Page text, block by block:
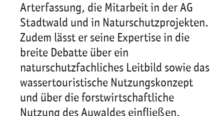
Arterfassung, die Mitarbeit in der AG
Stadtwald und in Naturschutzprojekten.
Zudem lässt er seine Expertise in die
breite Debatte über ein
naturschutzfachliches Leitbild sowie das
wassertouristische Nutzungskonzept
und über die forstwirtschaftliche
Nutzung des Auwaldes einfließen.